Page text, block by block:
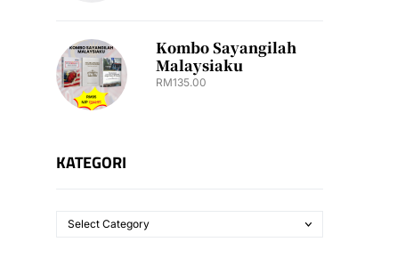
Kombo Sayangilah
Malaysiaku
RM135.00
KATEGORI